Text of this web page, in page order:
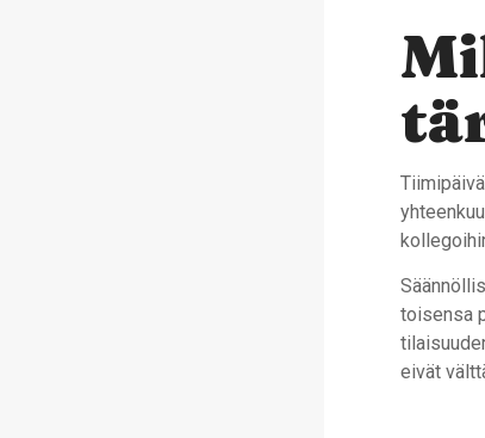
toisensa
eivät